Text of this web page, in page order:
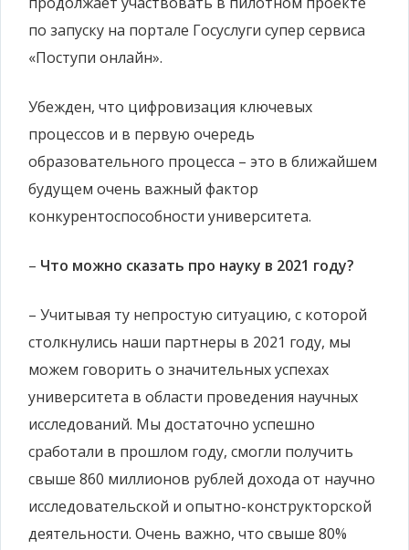
по запуску на портале Госуслуги супер сервиса
«Поступи онлайн».
Убежден, что цифровизация ключевых
процессов и в первую очередь
образовательного процесса – это в ближайшем
будущем очень важный фактор
конкурентоспособности университета.
– Что можно сказать про науку в 2021 году?
– Учитывая ту непростую ситуацию, с которой
столкнулись наши партнеры в 2021 году, мы
можем говорить о значительных успехах
университета в области проведения научных
исследований. Мы достаточно успешно
сработали в прошлом году, смогли получить
свыше 860 миллионов рублей дохода от научно
исследовательской и опытно-конструкторской
деятельности. Очень важно, что свыше 80%